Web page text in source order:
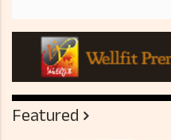
Featured